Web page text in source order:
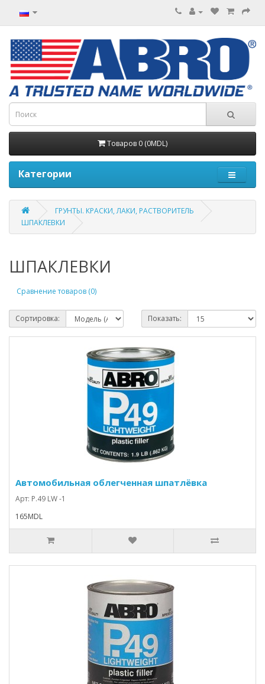
Товаров 0 (0MDL)
Категории
ГРУНТЫ. КРАСКИ, ЛАКИ, РАСТВОРИТЕЛЬ
ШПАКЛЕВКИ
ШПАКЛЕВКИ
Сравнение товаров (0)
Сортировка: Показать:
Автомобильная облегченная шпатлёвка
Арт: P.49 LW -1
165MDL